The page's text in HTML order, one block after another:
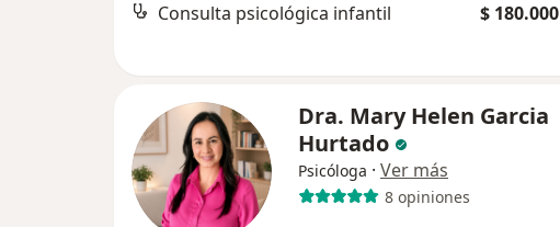
Consulta psicológica infantil $ 180.000
Dra. Mary Helen Garcia
Hurtado
Psicóloga · Ver más
8 opiniones